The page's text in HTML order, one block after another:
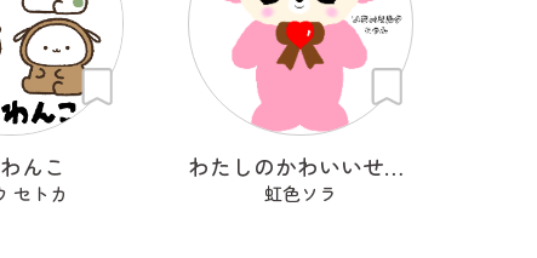
んこ
セトカ
わたしのかわいいせかい
虹色ソラ